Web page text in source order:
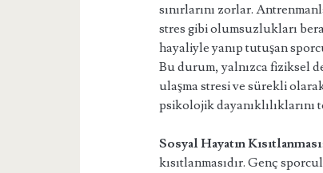
sınırlarını zorlar.
stres gibi olumsuzlukları
hayaliyle yanıp tutuşan
Bu durum, yalnızca fiziksel
ulaşma stresi ve sürekli
psikolojik dayanıklılıklarını
Sosyal Hayatın Kısıtlanması
kısıtlanmasıdır. Genç